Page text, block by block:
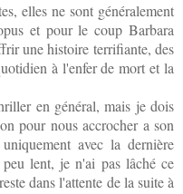
elles ne sont généralement
et pour le coup Barbara
une histoire terrifiante, des
à l'enfer de mort et la
en général, mais je dois
pour nous accrocher a son
avec la dernière
lent, je n'ai pas lâché ce
dans l'attente de la suite à